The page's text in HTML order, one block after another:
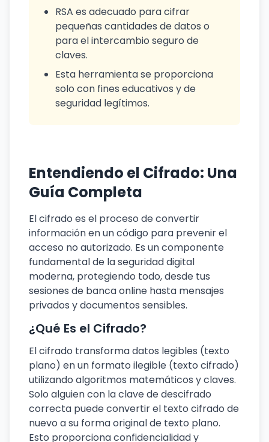
RSA es adecuado para cifrar
pequeñas cantidades de datos o
para el intercambio seguro de
claves.
Esta herramienta se proporciona
solo con fines educativos y de
seguridad legítimos.
Entendiendo el Cifrado: Una
Guía Completa
El cifrado es el proceso de convertir
información en un código para prevenir el
acceso no autorizado. Es un componente
fundamental de la seguridad digital
moderna, protegiendo todo, desde tus
sesiones de banca online hasta mensajes
privados y documentos sensibles.
¿Qué Es el Cifrado?
El cifrado transforma datos legibles (texto
plano) en un formato ilegible (texto cifrado)
utilizando algoritmos matemáticos y claves.
Solo alguien con la clave de descifrado
correcta puede convertir el texto cifrado de
nuevo a su forma original de texto plano.
Esto proporciona confidencialidad y